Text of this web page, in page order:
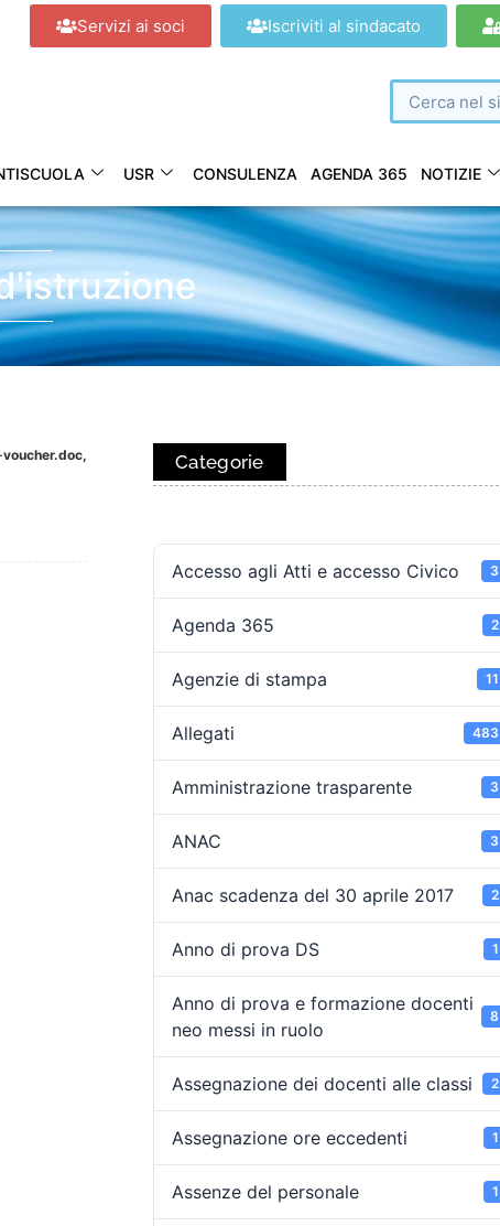
Servizi ai soci Iscriviti al sindacato
USR CONSULENZA AGENDA 365 NOTIZIE
Categorie
Accesso agli Atti e accesso Civico 3
Agenda 365 2
Agenzie di stampa 11
Allegati 483
Amministrazione trasparente 3
ANAC 3
Anac scadenza del 30 aprile 2017 2
Anno di prova DS 1
Anno di prova e formazione docenti
neo messi in ruolo
8
Assegnazione dei docenti alle classi 2
Assegnazione ore eccedenti 1
Assenze del personale 1